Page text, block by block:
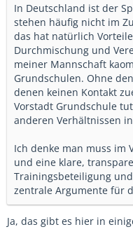
In Deutschland ist der
stehen häufig nicht im
das hat natürlich
Durchmischung und
meiner Mannschaft
Grundschulen. Ohne
denen keinen Kontakt
Vorstadt Grundschule
anderen Verhältnissen
Ich denke man muss im
und eine klare,
Trainingsbeteiligung
zentrale Argumente für
Ja, das gibt es hier in